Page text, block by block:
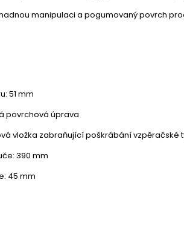
manipulaci a pogumovaný povrch
51 mm
povrchová úprava
vložka zabraňující poškrábání vzpěračské
390 mm
45 mm